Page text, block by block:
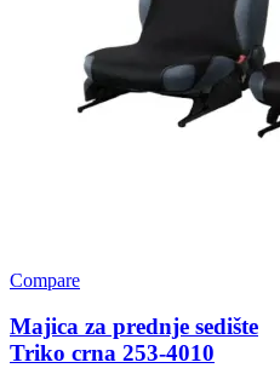
Compare
Majica za prednje sedište
Triko crna 253-4010